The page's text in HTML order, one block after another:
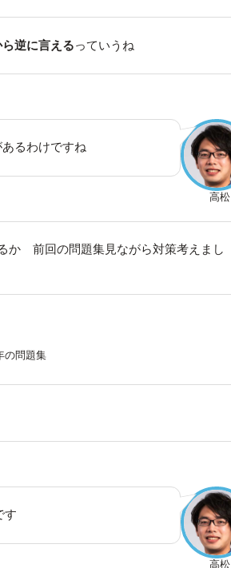
逆に言えるっていうね
高松
るわけですね
か 前回の問題集見ながら対策考えまし
の問題集
高松
す